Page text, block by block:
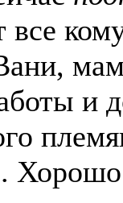
все
и
. Хорошо